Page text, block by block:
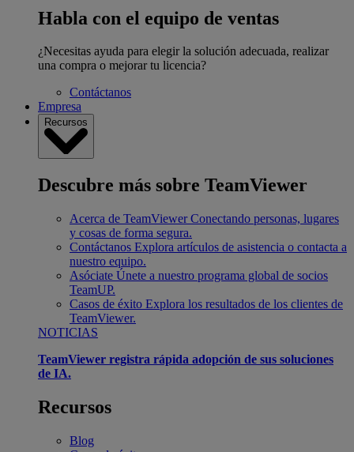
Habla con el equipo de ventas
¿Necesitas ayuda para elegir la solución adecuada, realizar
una compra o mejorar tu licencia?
Contáctanos
Empresa
Recursos
Descubre más sobre TeamViewer
Acerca de TeamViewer Conectando personas, lugares
y cosas de forma segura.
Contáctanos Explora artículos de asistencia o contacta a
nuestro equipo.
Asóciate Únete a nuestro programa global de socios
TeamUP.
Casos de éxito Explora los resultados de los clientes de
TeamViewer.
NOTICIAS
TeamViewer registra rápida adopción de sus soluciones
de IA.
Recursos
Blog